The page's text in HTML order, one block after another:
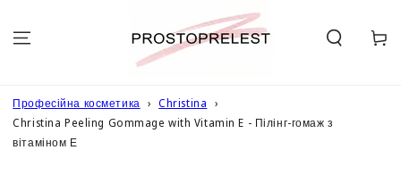
Кошик
Професійна косметика
Christina
Christina Peeling Gommage with Vitamin E - Пілінг-гомаж з
вітаміном Е